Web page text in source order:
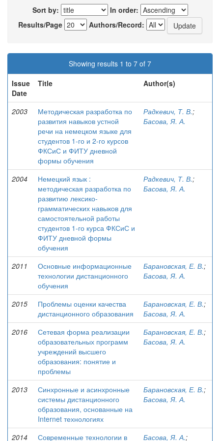
Sort by:
In order:
Results/Page
Authors/Record:
Showing results 1 to 7 of 7
Issue
Date
Title Author(s)
2003
Методическая разработка по
развития навыков устной
речи на немецком языке для
студентов 1-го и 2-го курсов
ФКСиС и ФИТУ дневной
формы обучения
Радкевич, Т. В.;
Басова, Я. А.
2004
Немецкий язык :
методическая разработка по
развитию лексико-
грамматических навыков для
самостоятельной работы
студентов 1-го курса ФКСиС и
ФИТУ дневной формы
обучения
Радкевич, Т. В.;
Басова, Я. А.
2011
Основные информационные
технологии дистанционного
обучения
Барановская, Е. В.;
Басова, Я. А.
2015
Проблемы оценки качества
дистанционного образования
Барановская, Е. В.;
Басова, Я. А.
2016
Сетевая форма реализации
образовательных программ
учреждений высшего
образования: понятие и
проблемы
Барановская, Е. В.;
Басова, Я. А.
2013
Синхронные и асинхронные
системы дистанционного
образования, основанные на
Internet технологиях
Барановская, Е. В.;
Басова, Я. А.
2014 Современные технологии в Басова, Я. А.;